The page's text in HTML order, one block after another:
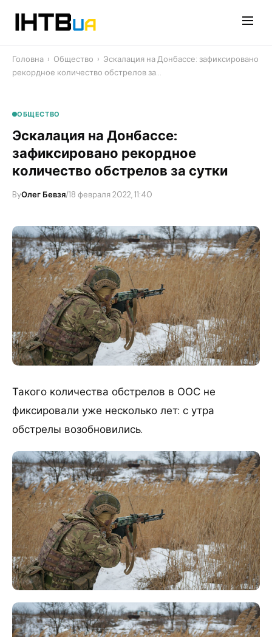
Головна › Общество › Эскалация на Донбассе: зафиксировано
рекордное количество обстрелов за…
ОБЩЕСТВО
Эскалация на Донбассе:
зафиксировано рекордное
количество обстрелов за сутки
ByОлег Бевзя/18 февраля 2022, 11:40
Такого количества обстрелов в ООС не
фиксировали уже несколько лет: с утра
обстрелы возобновились.